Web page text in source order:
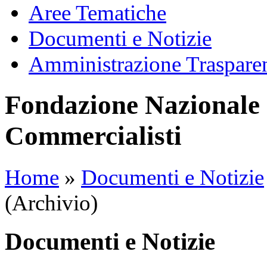
Aree Tematiche
Documenti e Notizie
Amministrazione
Fondazione
Commercialisti
Home » Documenti e Notizie
(Archivio)
Documenti e Notizie